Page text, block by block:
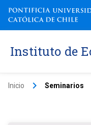
Instituto de
Inicio keyboard_arrow_right Seminarios